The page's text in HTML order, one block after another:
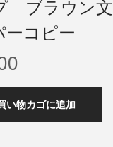
ブラウン
コピー
い物カゴに追加